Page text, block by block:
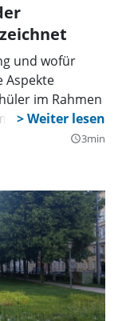
und wofür
Aspekte
im Rahmen
Thorsten
und die
auf 115
davon sind
query_builder3min